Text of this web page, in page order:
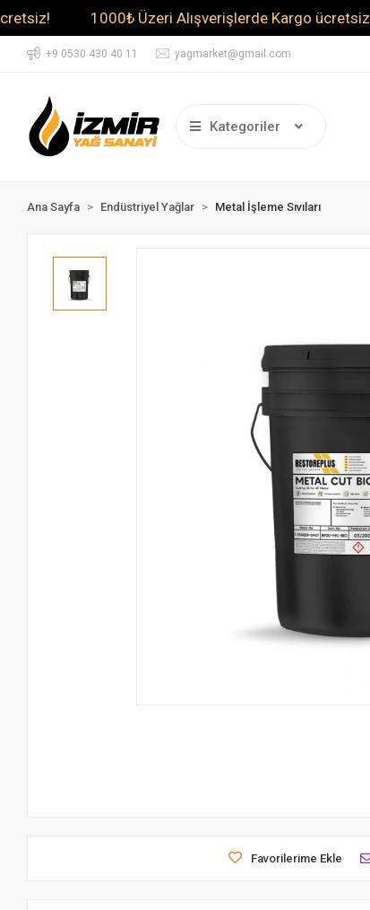
1000₺ Üzeri Alışverişlerde Kargo ücretsiz!
+9 0530 430 40 11 yagmarket@gmail.com
Kategoriler
Ana Sayfa Endüstriyel Yağlar Metal İşleme Sıvıları
Favorilerime Ekle